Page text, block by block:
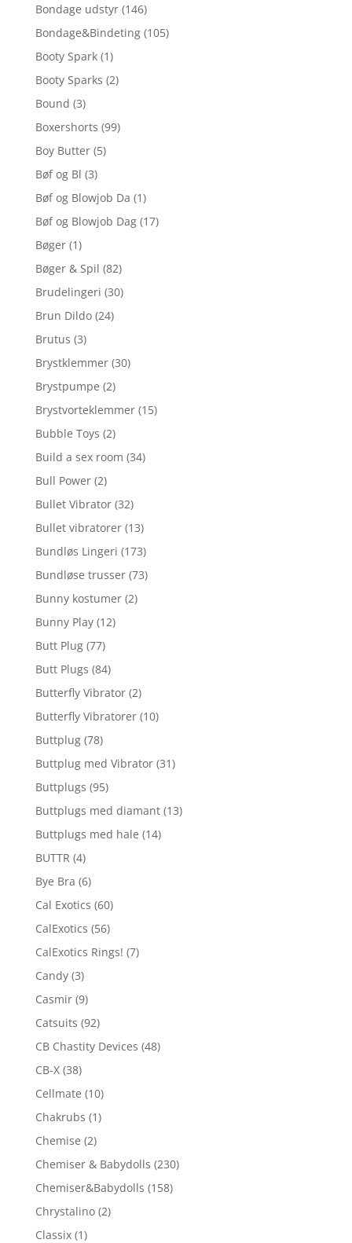
Bondage udstyr (146)
Bondage&Bindeting (105)
Booty Spark (1)
Booty Sparks (2)
Bound (3)
Boxershorts (99)
Boy Butter (5)
Bøf og Bl (3)
Bøf og Blowjob Da (1)
Bøf og Blowjob Dag (17)
Bøger (1)
Bøger & Spil (82)
Brudelingeri (30)
Brun Dildo (24)
Brutus (3)
Brystklemmer (30)
Brystpumpe (2)
Brystvorteklemmer (15)
Bubble Toys (2)
Build a sex room (34)
Bull Power (2)
Bullet Vibrator (32)
Bullet vibratorer (13)
Bundløs Lingeri (173)
Bundløse trusser (73)
Bunny kostumer (2)
Bunny Play (12)
Butt Plug (77)
Butt Plugs (84)
Butterfly Vibrator (2)
Butterfly Vibratorer (10)
Buttplug (78)
Buttplug med Vibrator (31)
Buttplugs (95)
Buttplugs med diamant (13)
Buttplugs med hale (14)
BUTTR (4)
Bye Bra (6)
Cal Exotics (60)
CalExotics (56)
CalExotics Rings! (7)
Candy (3)
Casmir (9)
Catsuits (92)
CB Chastity Devices (48)
CB-X (38)
Cellmate (10)
Chakrubs (1)
Chemise (2)
Chemiser & Babydolls (230)
Chemiser&Babydolls (158)
Chrystalino (2)
Classix (1)